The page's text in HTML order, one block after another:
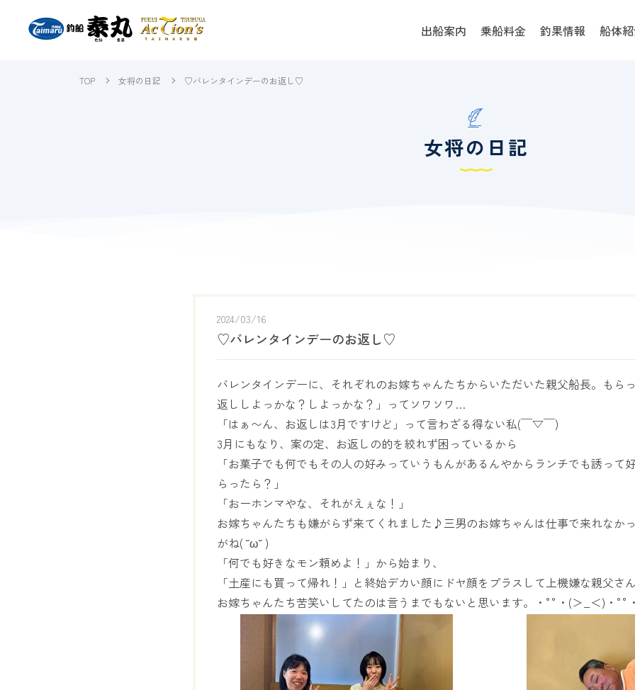
出船案内 乗船料金 釣果情報 船体
TOP 女将の日記 ♡バレンタインデーのお返し♡
女将の日記
2024/03/16
♡バレンタインデーのお返し♡
バレンタインデーに、それぞれのお嫁ちゃんたちからいただいた親父船長。もら
返ししよっかな？しよっかな？」ってソワソワ…
「はぁ〜ん、お返しは3月ですけど」って言わざる得ない私(￣▽￣)
3月にもなり、案の定、お返しの的を絞れず困っているから
「お菓子でも何でもその人の好みっていうもんがあるんやからランチでも誘って
らったら？」
「おーホンマやな、それがえぇな！」
お嫁ちゃんたちも嫌がらず来てくれました♪三男のお嫁ちゃんは仕事で来れなか
がね( ˘ω˘ )
「何でも好きなモン頼めよ！」から始まり、
「土産にも買って帰れ！」と終始デカい顔にドヤ顔をプラスして上機嫌な親父さ
お嫁ちゃんたち苦笑いしてたのは言うまでもないと思います。・°°・(＞_＜)・°°